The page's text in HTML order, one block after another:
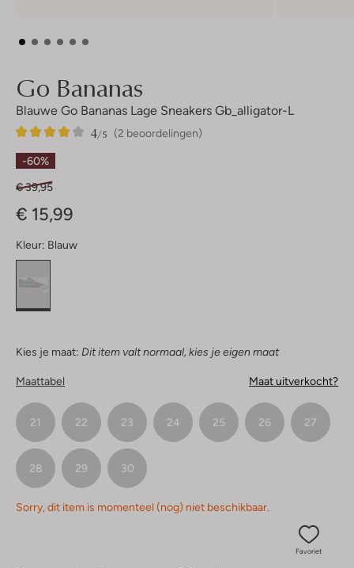
Go Bananas
Blauwe Go Bananas Lage Sneakers Gb_alligator-L
(2 beoordelingen)
4/5
2
4
Sterren
-60%
€ 39,95
€ 15,99
Kleur: Blauw
Kies je maat: Dit item valt normaal, kies je eigen maat
Maattabel Maat uitverkocht?
21 22 23 24 25 26 27
28 29 30
Sorry, dit item is momenteel (nog) niet beschikbaar.
Favoriet